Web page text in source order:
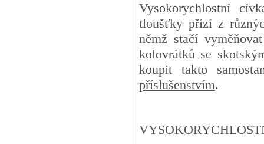
Vysokorychlostní
tloušťky přízí z
němž stačí
kolovrátků se
koupit takto
příslušenstvím.